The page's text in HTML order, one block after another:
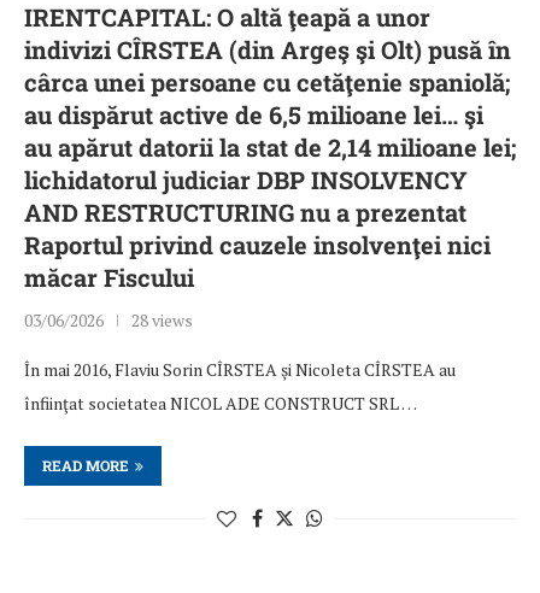
IRENTCAPITAL: O altă ţeapă a unor
indivizi CÎRSTEA (din Argeş şi Olt) pusă în
cârca unei persoane cu cetăţenie spaniolă;
au dispărut active de 6,5 milioane lei… şi
au apărut datorii la stat de 2,14 milioane lei;
lichidatorul judiciar DBP INSOLVENCY
AND RESTRUCTURING nu a prezentat
Raportul privind cauzele insolvenţei nici
măcar Fiscului
03/06/2026 28 views
În mai 2016, Flaviu Sorin CÎRSTEA şi Nicoleta CÎRSTEA au
înfiinţat societatea NICOL ADE CONSTRUCT SRL …
READ MORE